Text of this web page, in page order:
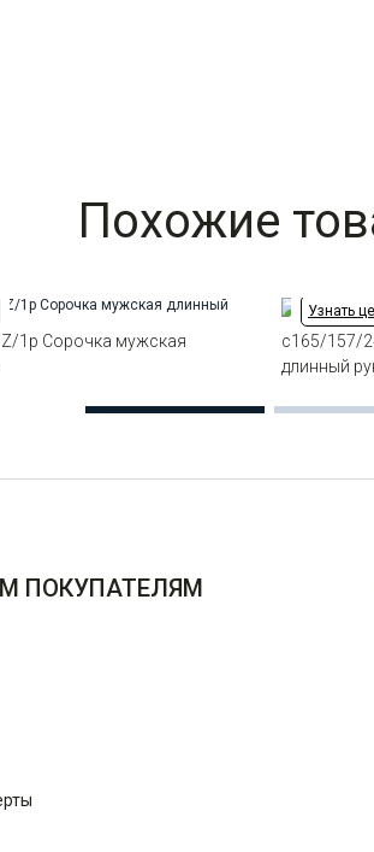
Похожие
1p Сорочка мужская
Узнать
c165/157/
длинный
ПОКУПАТЕЛЯМ